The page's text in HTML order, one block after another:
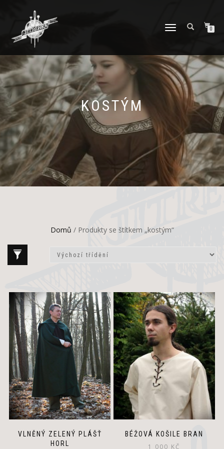
PŘEPNOUT
0
KOSTÝM
Domů / Produkty se štítkem „kostým“
VLNĚNÝ ZELENÝ PLÁŠŤ
HORL
BÉŽOVÁ KOŠILE BRAN
1 000 KČ
be